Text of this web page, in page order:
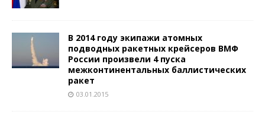
В 2014 году экипажи атомных
подводных ракетных крейсеров ВМФ
России произвели 4 пуска
межконтинентальных баллистических
ракет
03.01.2015